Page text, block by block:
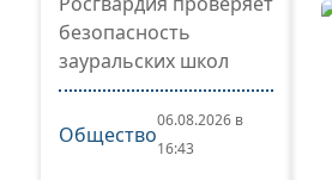
безопасность
зауральских школ
Общество
06.08.2026 в
16:43